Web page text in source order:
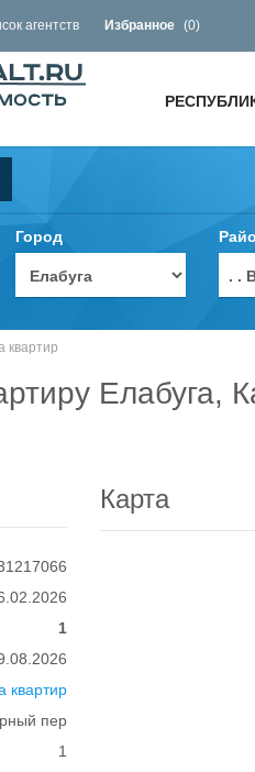
агентств Избранное (0)
Город
. .
квартир
Елабуга,
1
квартир
пер
1
Карта